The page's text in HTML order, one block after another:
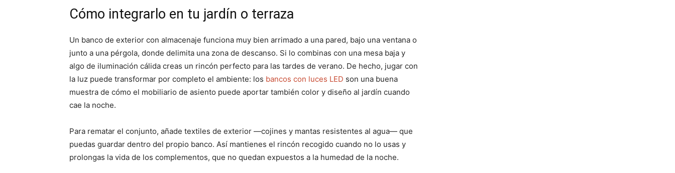
Cómo integrarlo en tu jardín o terraza
Un banco de exterior con almacenaje funciona muy bien arrimado a una pared, bajo una ventana o
junto a una pérgola, donde delimita una zona de descanso. Si lo combinas con una mesa baja y
algo de iluminación cálida creas un rincón perfecto para las tardes de verano. De hecho, jugar con
la luz puede transformar por completo el ambiente: los bancos con luces LED son una buena
muestra de cómo el mobiliario de asiento puede aportar también color y diseño al jardín cuando
cae la noche.
Para rematar el conjunto, añade textiles de exterior —cojines y mantas resistentes al agua— que
puedas guardar dentro del propio banco. Así mantienes el rincón recogido cuando no lo usas y
prolongas la vida de los complementos, que no quedan expuestos a la humedad de la noche.